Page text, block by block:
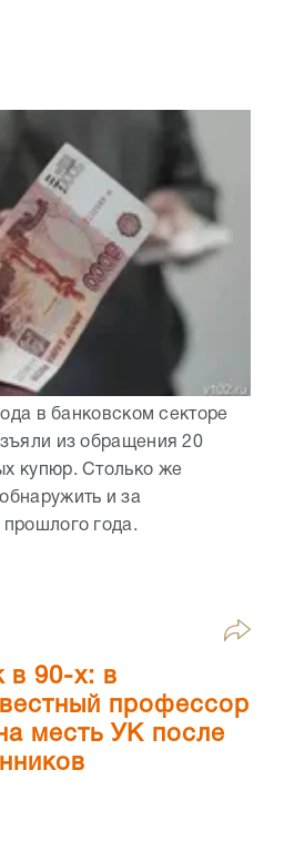
в банковском секторе
из обращения 20
купюр. Столько же
и за
года.
в 90-х: в
профессор
месть УК после